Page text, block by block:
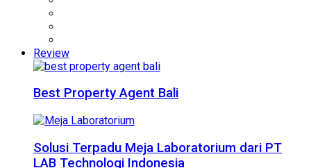
Review
Best Property Agent Bali
Solusi Terpadu Meja Laboratorium dari PT
LAB Technologi Indonesia